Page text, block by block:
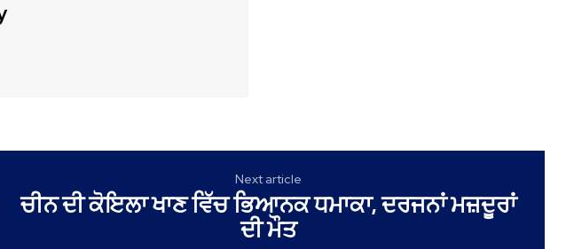
Next article
ਚੀਨ ਦੀ ਕੋਇਲਾ ਖਾਣ ਵਿੱਚ ਭਿਆਨਕ ਧਮਾਕਾ, ਦਰਜਨਾਂ ਮਜ਼ਦੂਰਾਂ
ਦੀ ਮੌਤ